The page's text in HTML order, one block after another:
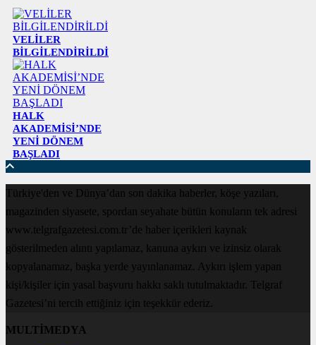
VELİLER
BİLGİLENDİRİLDİ
HALK
AKADEMİSİ’NDE
YENİ DÖNEM
BAŞLADI
Türkiye'den ve Dünya’dan son dakika haberler, köşe yazıları,
magazinden siyasete, spordan seyahate bütün konuların tek adresi
www.telgrafgazetesi.com.tr’de haber içerikleri kaynak
gösterilmeden alıntı yapılamaz, kanuna aykırı ve izinsiz olarak
kopyalanamaz, başka yerde yayınlanamaz. Aykırı işlem yapan
kişi/kişiler için yasal başvuru hakkı saklı tutulmaktadır. Telgraf
Gazetesi’ni tercih ettiğiniz için teşekkür ederiz.
MULTİMEDYA